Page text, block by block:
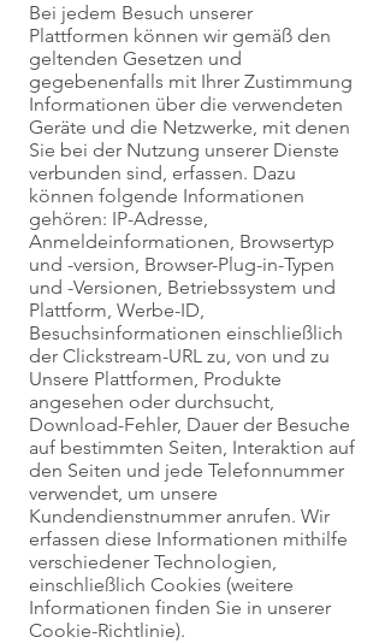
Bei jedem Besuch unserer
Plattformen können wir gemäß den
geltenden Gesetzen und
gegebenenfalls mit Ihrer Zustimmung
Informationen über die verwendeten
Geräte und die Netzwerke, mit denen
Sie bei der Nutzung unserer Dienste
verbunden sind, erfassen. Dazu
können folgende Informationen
gehören: IP-Adresse,
Anmeldeinformationen, Browsertyp
und -version, Browser-Plug-in-Typen
und -Versionen, Betriebssystem und
Plattform, Werbe-ID,
Besuchsinformationen einschließlich
der Clickstream-URL zu, von und zu
Unsere Plattformen, Produkte
angesehen oder durchsucht,
Download-Fehler, Dauer der Besuche
auf bestimmten Seiten, Interaktion auf
den Seiten und jede Telefonnummer
verwendet, um unsere
Kundendienstnummer anrufen. Wir
erfassen diese Informationen mithilfe
verschiedener Technologien,
einschließlich Cookies (weitere
Informationen finden Sie in unserer
Cookie-Richtlinie).